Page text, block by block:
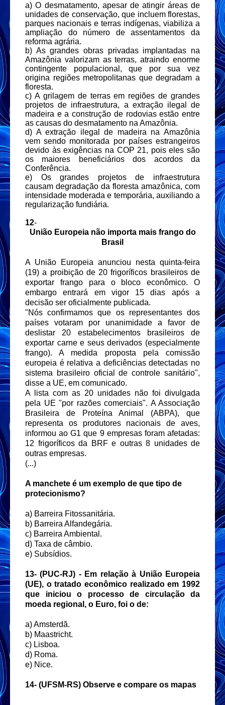
a) O desmatamento, apesar de atingir áreas de
unidades de conservação, que incluem florestas,
parques nacionais e terras indígenas, viabiliza a
ampliação do número deassentamentos da
reforma agrária.
b) As grandes obras privadas implantadas na
Amazônia valorizam as terras, atraindo enorme
contingente populacional, que por sua vez
origina regiões metropolitanas que degradam a
floresta.
c) A grilagem de terras em regiões de grandes
projetos de infraestrutura, a extração ilegal de
madeira e aconstrução de rodovias estão entre
as causas do desmatamento na Amazônia.
d) A extração ilegal de madeira na Amazônia
vem sendo monitorada por países estrangeiros
devido às exigências na COP 21, pois eles são
os maiores beneficiários dos acordos da
Conferência.
e) Os grandes projetos de infraestrutura
causam degradação da floresta amazônica, com
intensidade moderada e temporária, auxiliando a
regularização fundiária.
12-
União Europeia não importa mais frango do
Brasil
A União Europeia anunciou nesta quinta-feira
(19) a proibição de 20 frigoríficos brasileiros de
exportar frango para o bloco econômico. O
embargo entrará em vigor 15 dias após a
decisão ser oficialmente publicada.
"Nós confirmamos que os representantes dos
países votaram por unanimidade a favor de
deslistar 20 estabelecimentos brasileiros de
exportar carne e seus derivados (especialmente
frango). A medida proposta pela comissão
europeia é relativa a deficiências detectadas no
sistema brasileiro oficial de controle sanitário",
disse a UE, em comunicado.
A lista com as 20 unidades não foi divulgada
pela UE "por razões comerciais". A Associação
Brasileira de Proteína Animal (ABPA), que
representa os produtores nacionais de aves,
informou ao G1 que 9 empresas foram afetadas:
12 frigoríficos da BRF e outras 8 unidades de
outras empresas.
(...)
A manchete é um exemplo de que tipo de
protecionismo?
a) Barreira Fitossanitária.
b) Barreira Alfandegária.
c) Barreira Ambiental.
d) Taxa de câmbio.
e) Subsídios.
13- (PUC-RJ) - Em relação à União Europeia
(UE), o tratado econômico realizado em 1992
que iniciou o processo de circulação da
moeda regional, o Euro, foi o de:
a) Amsterdã.
b) Maastricht.
c) Lisboa.
d) Roma.
e) Nice.
14- (UFSM-RS) Observe e compare os mapas